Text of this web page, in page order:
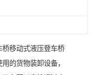
移动式液压登车桥
的货物装卸设备，